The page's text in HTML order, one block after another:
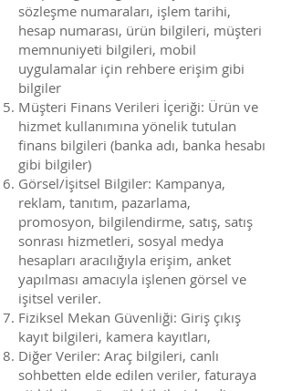
sözleşme numaraları, işlem tarihi,
hesap numarası, ürün bilgileri, müşteri
memnuniyeti bilgileri, mobil
uygulamalar için rehbere erişim gibi
bilgiler
Müşteri Finans Verileri İçeriği: Ürün ve
hizmet kullanımına yönelik tutulan
finans bilgileri (banka adı, banka hesabı
gibi bilgiler)
Görsel/İşitsel Bilgiler: Kampanya,
reklam, tanıtım, pazarlama,
promosyon, bilgilendirme, satış, satış
sonrası hizmetleri, sosyal medya
hesapları aracılığıyla erişim, anket
yapılması amacıyla işlenen görsel ve
işitsel veriler.
Fiziksel Mekan Güvenliği: Giriş çıkış
kayıt bilgileri, kamera kayıtları,
Diğer Veriler: Araç bilgileri, canlı
sohbetten elde edilen veriler, faturaya